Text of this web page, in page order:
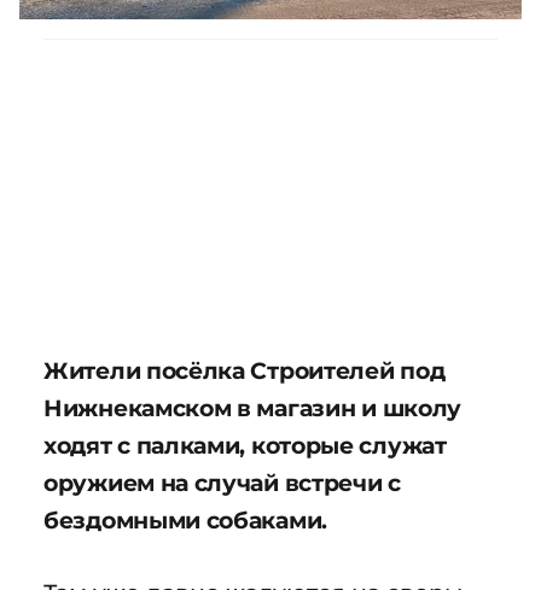
Жители посёлка Строителей под
Нижнекамском в магазин и школу
ходят с палками, которые служат
оружием на случай встречи с
бездомными собаками.